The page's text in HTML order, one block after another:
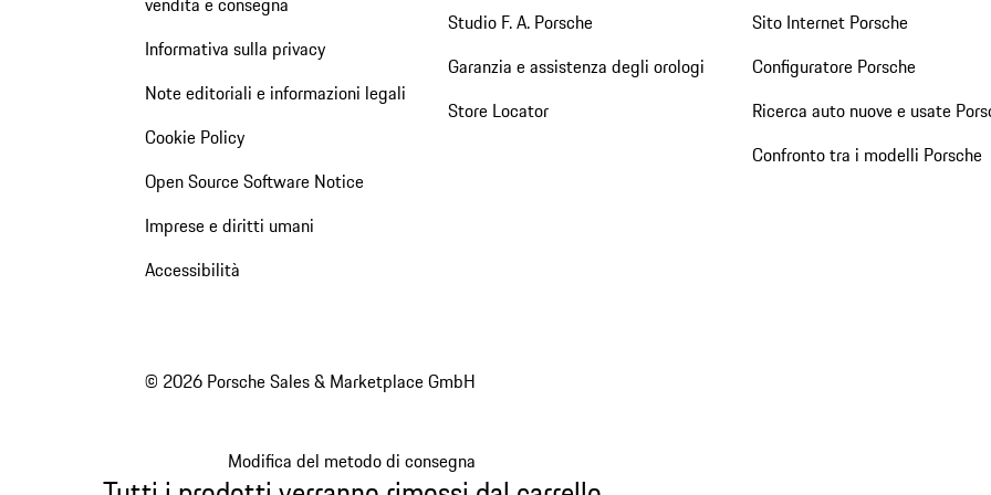
Informativa sulla privacy
Note editoriali e informazioni legali
Cookie Policy
Open Source Software Notice
Imprese e diritti umani
Accessibilità
Studio F. A. Porsche
Garanzia e assistenza degli orologi
Store Locator
Sito Internet Porsche
Configuratore Porsche
Ricerca auto nuove e usate
Confronto tra i modelli Porsche
© 2026 Porsche Sales & Marketplace GmbH
Modifica del metodo di consegna